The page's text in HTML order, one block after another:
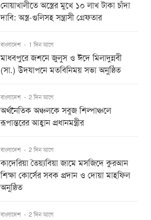
নোয়াখালীতে অস্ত্রের মুখে ১০ লাখ টাকা চাঁদা
দাবি: অস্ত্র-গুলিসহ সন্ত্রাসী গ্রেফতার
বাংলাদেশ - 1 দিন আগে
মাধবপুরে জশনে জুলুস ও ঈদে মিলাদুন্নবী
(সা.) উদযাপনে মতবিনিময় সভা অনুষ্ঠিত
বাংলাদেশ - 2 দিন আগে
অর্থনৈতিক অঞ্চলকে সবুজ শিল্পাঞ্চলে
রূপান্তরের আহ্বান প্রধানমন্ত্রীর
বাংলাদেশ - 2 দিন আগে
কাদেরিয়া তৈয়্যবিয়া জামে মসজিদে কুরআন
শিক্ষা কোর্সের সবক প্রদান ও দোয়া মাহফিল
অনুষ্ঠিত
বাংলাদেশ - 2 দিন আগে